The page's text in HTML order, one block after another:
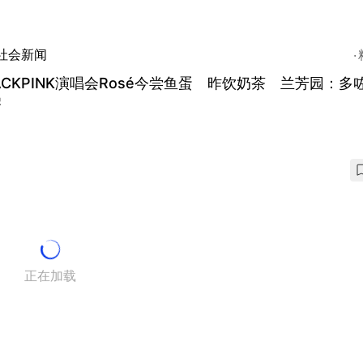
会新闻
演唱会Rosé今尝鱼蛋 昨饮奶茶 兰芳园：多
正在加载